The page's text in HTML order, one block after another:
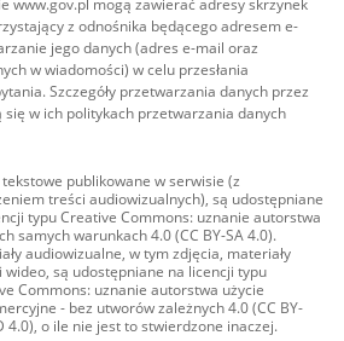
www.gov.pl mogą zawierać adresy skrzynek
z odnośnika będącego adresem e-
jego danych (adres e-mail oraz
w wiadomości) w celu przesłania
Szczegóły przetwarzania danych przez
się w ich politykach przetwarzania danych
publikowane w serwisie (z
treści audiowizualnych), są udostępniane
typu Creative Commons: uznanie autorstwa
samych warunkach 4.0 (CC BY-SA 4.0).
audiowizualne, w tym zdjęcia, materiały
wideo, są udostępniane na licencji typu
Commons: uznanie autorstwa użycie
- bez utworów zależnych 4.0 (CC BY-
4.0), o ile nie jest to stwierdzone inaczej.